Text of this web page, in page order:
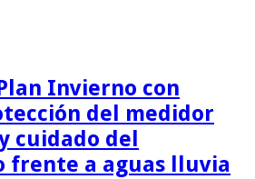
Invierno con
del medidor
cuidado del
frente a aguas lluvia